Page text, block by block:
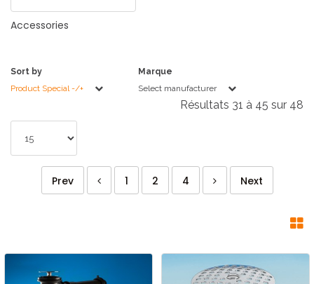
Accessories
Sort by
Product Special -/+
Marque
Select manufacturer
Résultats 31 à 45 sur 48
Prev 1 2 4 Next